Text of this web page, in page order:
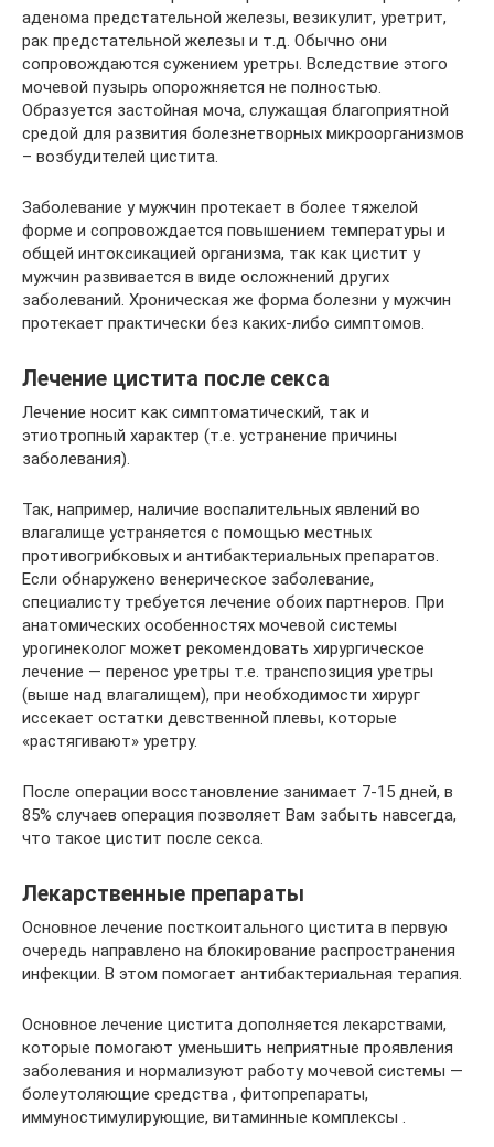
аденома предстательной железы, везикулит, уретрит,
рак предстательной железы и т.д. Обычно они
сопровождаются сужением уретры. Вследствие этого
мочевой пузырь опорожняется не полностью.
Образуется застойная моча, служащая благоприятной
средой для развития болезнетворных микроорганизмов
– возбудителей цистита.
Заболевание у мужчин протекает в более тяжелой
форме и сопровождается повышением температуры и
общей интоксикацией организма, так как цистит у
мужчин развивается в виде осложнений других
заболеваний. Хроническая же форма болезни у мужчин
протекает практически без каких-либо симптомов.
Лечение цистита после секса
Лечение носит как симптоматический, так и
этиотропный характер (т.е. устранение причины
заболевания).
Так, например, наличие воспалительных явлений во
влагалище устраняется с помощью местных
противогрибковых и антибактериальных препаратов.
Если обнаружено венерическое заболевание,
специалисту требуется лечение обоих партнеров. При
анатомических особенностях мочевой системы
урогинеколог может рекомендовать хирургическое
лечение — перенос уретры т.е. транспозиция уретры
(выше над влагалищем), при необходимости хирург
иссекает остатки девственной плевы, которые
«растягивают» уретру.
После операции восстановление занимает 7-15 дней, в
85% случаев операция позволяет Вам забыть навсегда,
что такое цистит после секса.
Лекарственные препараты
Основное лечение посткоитального цистита в первую
очередь направлено на блокирование распространения
инфекции. В этом помогает антибактериальная терапия.
Основное лечение цистита дополняется лекарствами,
которые помогают уменьшить неприятные проявления
заболевания и нормализуют работу мочевой системы —
болеутоляющие средства , фитопрепараты,
иммуностимулирующие, витаминные комплексы .